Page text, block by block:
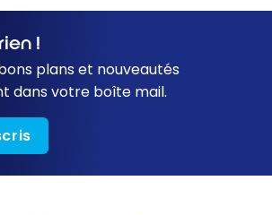
!
plans et nouveautés
dans votre boîte mail.